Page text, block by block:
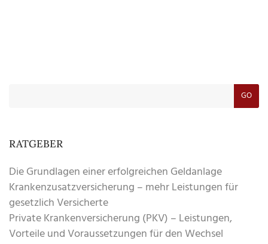
GO
RATGEBER
Die Grundlagen einer erfolgreichen Geldanlage
Krankenzusatzversicherung – mehr Leistungen für
gesetzlich Versicherte
Private Krankenversicherung (PKV) – Leistungen,
Vorteile und Voraussetzungen für den Wechsel